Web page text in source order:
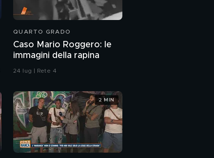
QUARTO GRADO
Caso Mario Roggero: le
immagini della rapina
24 lug | Rete 4
2 MIN